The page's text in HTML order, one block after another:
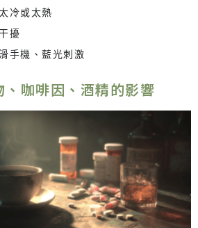
冷或太熱
擾
手機、藍光刺激
咖啡因、酒精的影響